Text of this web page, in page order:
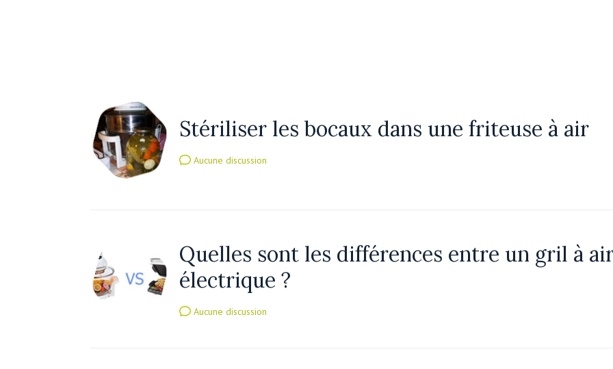
Stériliser les bocaux dans une friteuse à air
Aucune discussion
Quelles sont les différences entre un gril à
électrique ?
Aucune discussion